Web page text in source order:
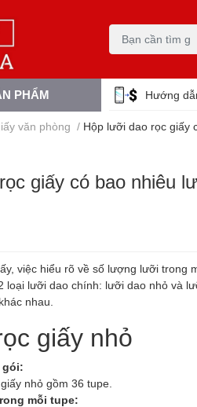
PHẨM Hướng
văn phòng / Hộp lưỡi dao rọc giấy
giấy có bao nhiêu
việc hiểu rõ về số lượng lưỡi trong
loại lưỡi dao chính: lưỡi dao nhỏ và
nhau.
giấy nhỏ
gói:
nhỏ gồm 36 tupe.
mỗi tupe: